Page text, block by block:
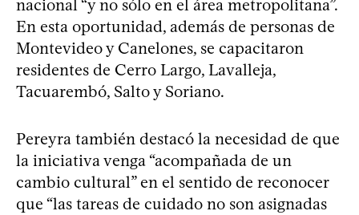
nacional “y no sólo en el área metropolitana”.
En esta oportunidad, además de personas de
Montevideo y Canelones, se capacitaron
residentes de Cerro Largo, Lavalleja,
Tacuarembó, Salto y Soriano.
Pereyra también destacó la necesidad de que
la iniciativa venga “acompañada de un
cambio cultural” en el sentido de reconocer
que “las tareas de cuidado no son asignadas